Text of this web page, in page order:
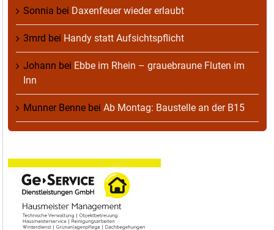
Sonnia bei Daxenfeuer wieder erlaubt
3mrd bei Handy statt Aufsichtspflicht
Johann bei Ebbe im Rhein – grauebraune Fluten im
Inn
Munner Benne bei Ab Montag: Baustelle an der B15